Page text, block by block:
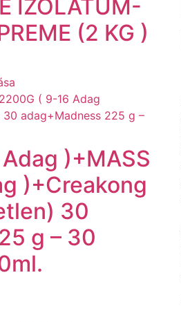
IZOLÁTUM-
(2 KG )
)+MASS
)+Creakong
30
g – 30